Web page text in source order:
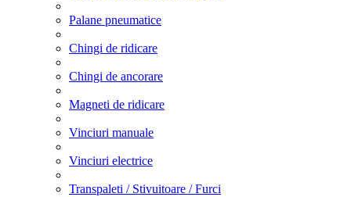
Palane pneumatice
Chingi de ridicare
Chingi de ancorare
Magneti de ridicare
Vinciuri manuale
Vinciuri electrice
Transpaleti / Stivuitoare / Furci